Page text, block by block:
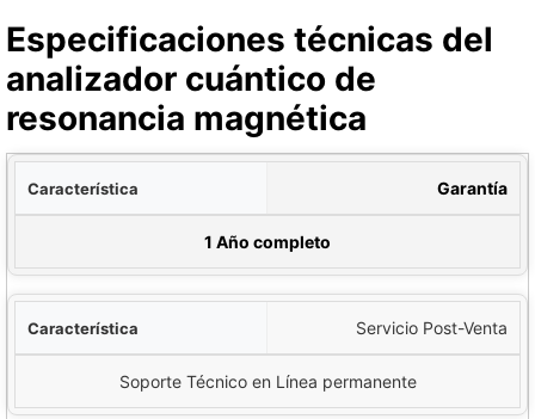
Especificaciones técnicas del
analizador cuántico de
resonancia magnética
Garantía
1 Año completo
Servicio Post-Venta
Soporte Técnico en Línea permanente